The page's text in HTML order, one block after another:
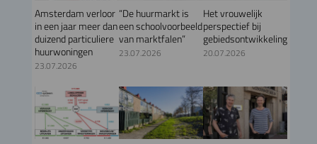
Amsterdam verloor
in een jaar meer dan
duizend particuliere
huurwoningen
23.07.2026
“De huurmarkt is
een schoolvoorbeeld
van marktfalen”
23.07.2026
Het vrouwelijk
perspectief bij
gebiedsontwikkeling
20.07.2026